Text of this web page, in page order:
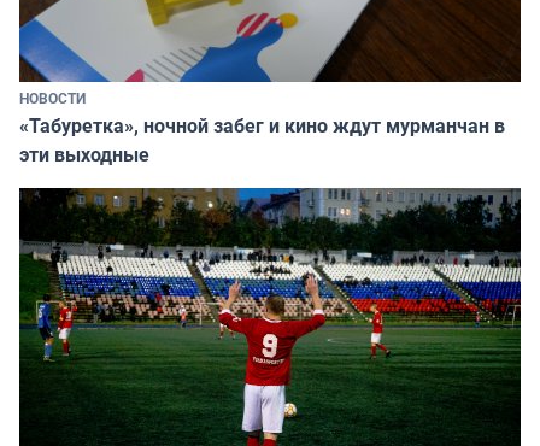
НОВОСТИ
«Табуретка», ночной забег и кино ждут мурманчан в
эти выходные